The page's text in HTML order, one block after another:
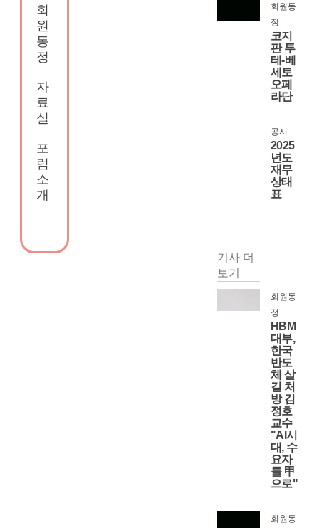
회
원
동
정
자
료
실
포
럼
소
개
회원동
정
코지
판 투
테-베
세토
오페
라단
공시
2025
년도
재무
상태
표
기사 더
보기
회원동
정
HBM
대부,
한국
반도
체 살
길 처
방 김
정호
교수
"AI시
대, 수
요자
를 甲
으로"
회원동